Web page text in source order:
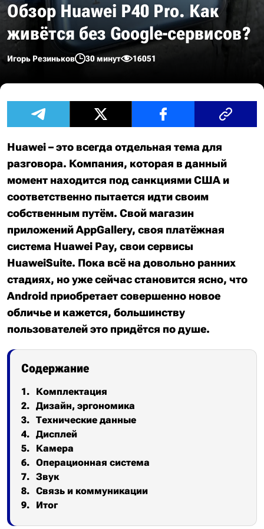
Обзор Huawei P40 Pro. Как
живётся без Google-сервисов?
Игорь Резиньков 30 минут 16051
Huawei – это всегда отдельная тема для
разговора. Компания, которая в данный
момент находится под санкциями США и
соответственно пытается идти своим
собственным путём. Свой магазин
приложений AppGallery, своя платёжная
система Huawei Pay, свои сервисы
HuaweiSuite. Пока всё на довольно ранних
стадиях, но уже сейчас становится ясно, что
Android приобретает совершенно новое
обличье и кажется, большинству
пользователей это придётся по душе.
Содержание
Комплектация
Дизайн, эргономика
Технические данные
Дисплей
Камера
Операционная система
Звук
Связь и коммуникации
Итог